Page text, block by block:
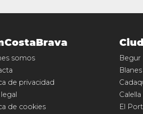
somos
de privacidad
de cookies
Begur
Blanes
El